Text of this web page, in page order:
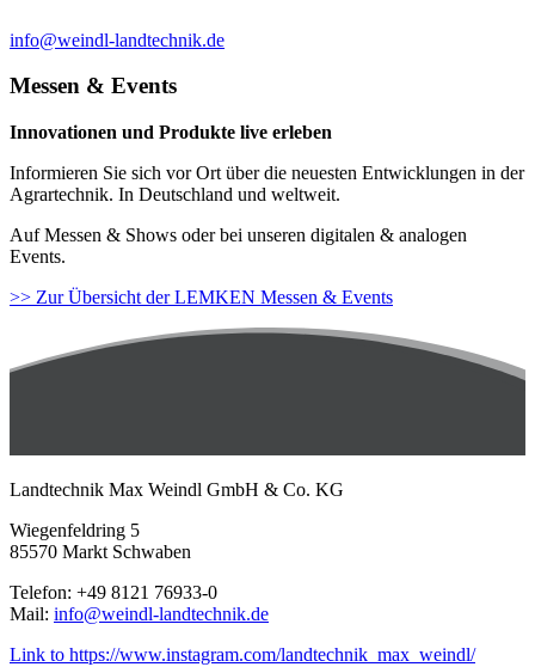
info@weindl-landtechnik.de
Messen & Events
Innovationen und Produkte live erleben
Informieren Sie sich vor Ort über die neuesten Entwicklungen in der
Agrartechnik. In Deutschland und weltweit.
Auf Messen & Shows oder bei unseren digitalen & analogen
Events.
>> Zur Übersicht der LEMKEN Messen & Events
Landtechnik Max Weindl GmbH & Co. KG
Wiegenfeldring 5
85570 Markt Schwaben
Telefon: +49 8121 76933-0
Mail: info@weindl-landtechnik.de
Link to https://www.instagram.com/landtechnik_max_weindl/